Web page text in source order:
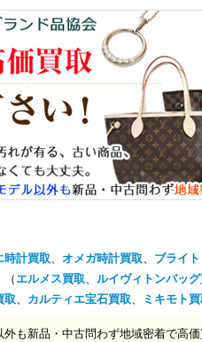
時計買取、 オメガ時計買取、 ブライ
エルメス買取、 ルイヴィトンバッグ
取、 カルティエ宝石買取、 ミキモト買
も新品・中古問わず地域密着で高価